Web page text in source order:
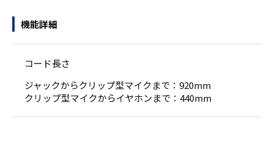
機能詳細
コード長さ
ジャックからクリップ型マイクまで：920mm
クリップ型マイクからイヤホンまで：440mm